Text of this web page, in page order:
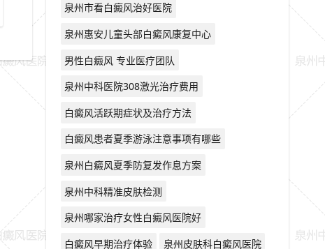
泉州市看白癜风治好医院
泉州惠安儿童头部白癜风康复中心
男性白癜风 专业医疗团队
泉州中科医院308激光治疗费用
白癜风活跃期症状及治疗方法
白癜风患者夏季游泳注意事项有哪些
泉州白癜风夏季防复发作息方案
泉州中科精准皮肤检测
泉州哪家治疗女性白癜风医院好
白癜风早期治疗体验
泉州皮肤科白癜风医院